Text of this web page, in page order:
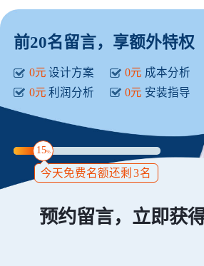
前20名留言，享额外特权
0元 设计方案 0元 成本分析
0元 利润分析 0元 安装指导
15%
今天免费名额还剩 3名
预约留言，立即获